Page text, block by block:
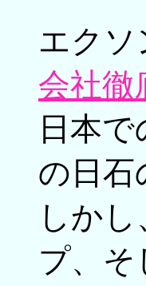
エク
会社徹
日本
の日石
しか
プ、そ